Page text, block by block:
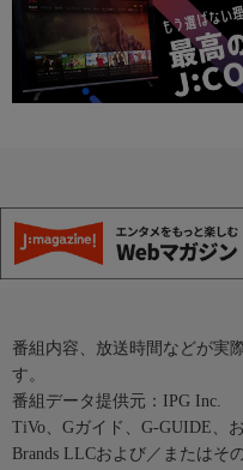
番組内容、放送時間などが実
す。
番組データ提供元：IPG Inc.
TiVo、Gガイド、G-GUIDE、
Brands LLCおよび／またはそ